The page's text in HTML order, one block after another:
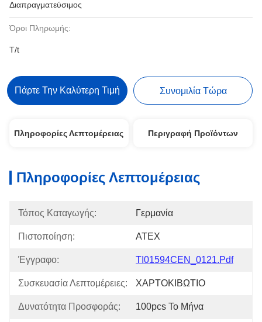
Διαπραγματεύσιμος
Όροι Πληρωμής:
T/t
Πάρτε Την Καλύτερη Τιμή Συνομιλία Τώρα
Πληροφορίες Λεπτομέρειας Περιγραφή Προϊόντων
Πληροφορίες Λεπτομέρειας
Τόπος Καταγωγής: Γερμανία
Πιστοποίηση: ATEX
Έγγραφο: TI01594CEN_0121.pdf
Συσκευασία Λεπτομέρειες: ΧΑΡΤΟΚΙΒΩΤΙΟ
Δυνατότητα Προσφοράς: 100pcs Το Μήνα